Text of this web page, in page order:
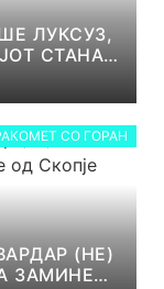
ЛУКСУЗ,
СТАНА
СО ГОРАН
(НЕ)
ЗАМИНЕ